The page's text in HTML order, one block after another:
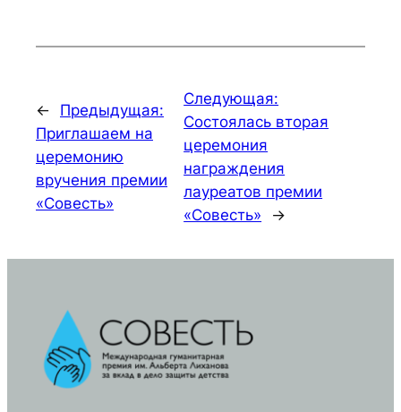
←
Предыдущая:
Приглашаем на
церемонию
вручения премии
«Совесть»
Следующая:
Состоялась вторая
церемония
награждения
лауреатов премии
«Совесть»
→